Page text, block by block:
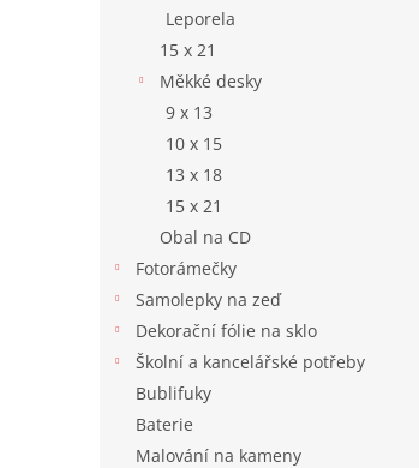
Leporela
15 x 21
Měkké desky
9 x 13
10 x 15
13 x 18
15 x 21
Obal na CD
Fotorámečky
Samolepky na zeď
Dekorační fólie na sklo
Školní a kancelářské potřeby
Bublifuky
Baterie
Malování na kameny